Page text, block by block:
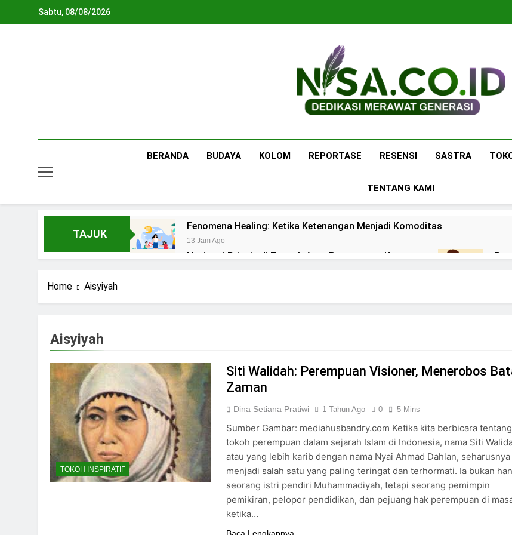
Sabtu, 08/08/2026
Nisa.co.id
BERANDA BUDAYA KOLOM REPORTASE RESENSI SASTRA
TENTANG KAMI
TAJUK
Fenomena Healing: Ketika Ketenangan Menjadi Komoditas
13 Jam Ago
Navigasi Prinsip di Tengah Arus Pertemanan Kampus
Stigma Skincare Laki-laki Skincare untuk Semua Gender
Home Aisyiyah
Aisyiyah
TOKOH INSPIRATIF
Siti Walidah: Perempuan Visioner, Menerobos
Zaman
Dina Setiana Pratiwi 1 Tahun Ago 0 5 Mins
Sumber Gambar: mediahusbandry.com Ketika kita berbicara tentang
tokoh perempuan dalam sejarah Islam di Indonesia, nama Siti
atau yang lebih karib dengan nama Nyai Ahmad Dahlan, seharusnya
menjadi salah satu yang paling teringat dan terhormati. Ia bukan
seorang istri pendiri Muhammadiyah, tetapi seorang pemimpin
pemikiran, pelopor pendidikan, dan pejuang hak perempuan di
ketika…
Baca Lengkapnya